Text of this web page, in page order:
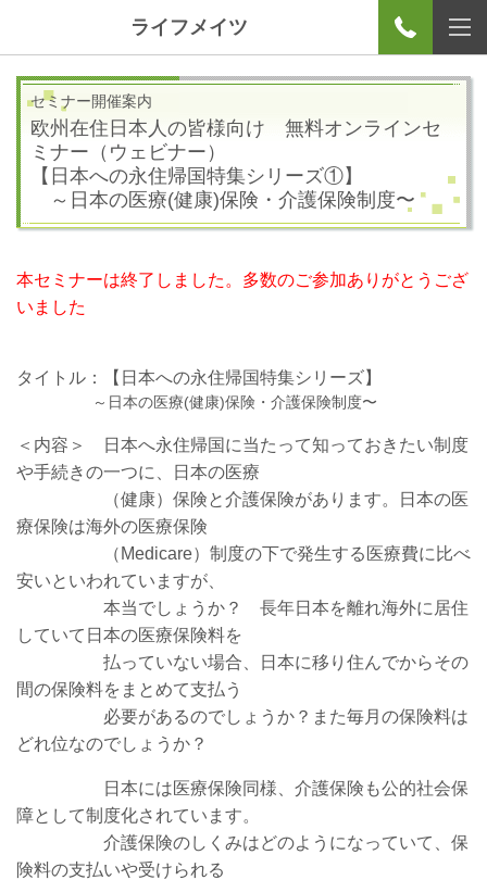
ライフメイツ
セミナー開催案内
欧州在住日本人の皆様向け 無料オンラインセ
ミナー（ウェビナー）
【日本への永住帰国特集シリーズ①】
～日本の医療(健康)保険・介護保険制度〜
本セミナーは終了しました。多数のご参加ありがとうござ
いました
タイトル： 【日本への永住帰国特集シリーズ】
～日本の医療(健康)保険・介護保険制度〜
＜内容＞ 日本へ永住帰国に当たって知っておきたい制度
や手続きの一つに、日本の医療
（健康）保険と介護保険があります。日本の医
療保険は海外の医療保険
（Medicare）制度の下で発生する医療費に比べ
安いといわれていますが、
本当でしょうか？ 長年日本を離れ海外に居住
していて日本の医療保険料を
払っていない場合、日本に移り住んでからその
間の保険料をまとめて支払う
必要があるのでしょうか？ また毎月の保険料は
どれ位なのでしょうか？
日本には医療保険同様、介護保険も公的社会保
障として制度化されています。
介護保険のしくみはどのようになっていて、保
険料の支払いや受けられる